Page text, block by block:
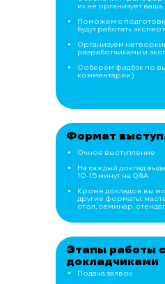
Этапы работы с
докладчиками
Подача заявок
их не организует
Поможем с
будут работать
Организуем
разработчиками и
Соберем фидбэк по
комментарии)
Формат
Очное выступление
На каждый доклад
10-15 минут на Q&A.
Кроме докладов вы
другие форматы:
стол, семинар,